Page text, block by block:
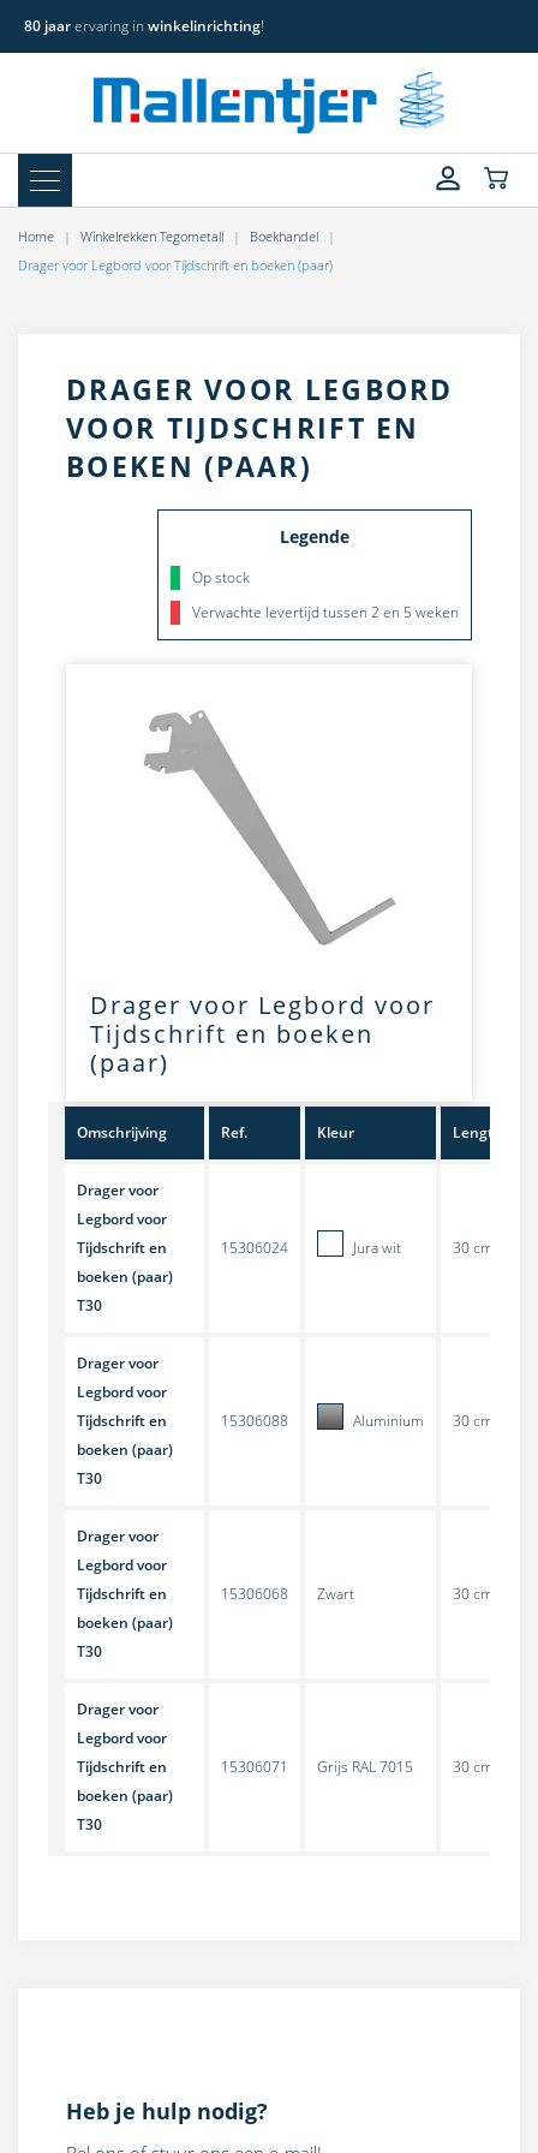
80 jaarervaring in winkelinrichting!
Home Winkelrekken Tegometall
Boekhandel
Drager voor Legbord voor Tijdschrift en boeken (paar)
DRAGER VOOR LEGBORD
VOOR TIJDSCHRIFT EN
BOEKEN (PAAR)
Legende
Op stock
Verwachte levertijd tussen 2 en 5 weken
Drager voor Legbord voor
Tijdschrift en boeken
(paar)
Omschrijving Ref. Kleur Lengte
Drager voor
Legbord voor
Tijdschrift en
boeken (paar)
T30
15306024 Jura wit 30 cm
Drager voor
Legbord voor
Tijdschrift en
boeken (paar)
T30
15306088 Aluminium 30 cm
Drager voor
Legbord voor
Tijdschrift en
boeken (paar)
T30
15306068 Zwart 30 cm
Drager voor
Legbord voor
Tijdschrift en
boeken (paar)
T30
15306071 Grijs RAL 7015 30 cm
Heb je hulp nodig?